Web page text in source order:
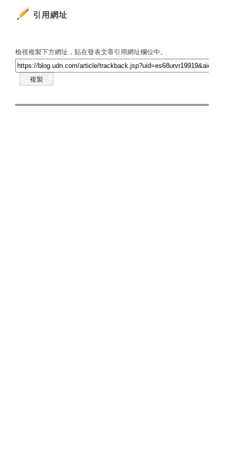
引用網址
檢視複製下方網址，貼在發表文章引用網址欄位中。
複製